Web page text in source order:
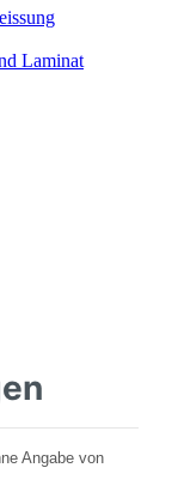
Laminat
Angabe von